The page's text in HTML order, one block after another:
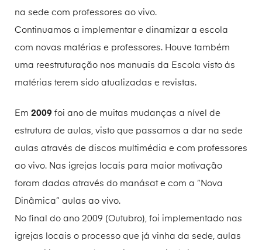
na sede com professores ao vivo.
Continuamos a implementar e dinamizar a escola
com novas matérias e professores. Houve também
uma reestruturação nos manuais da Escola visto ás
matérias terem sido atualizadas e revistas.
Em 2009 foi ano de muitas mudanças a nível de
estrutura de aulas, visto que passamos a dar na sede
aulas através de discos multimédia e com professores
ao vivo. Nas igrejas locais para maior motivação
foram dadas através do manásat e com a “Nova
Dinâmica” aulas ao vivo.
No final do ano 2009 (Outubro), foi implementado nas
igrejas locais o processo que já vinha da sede, aulas